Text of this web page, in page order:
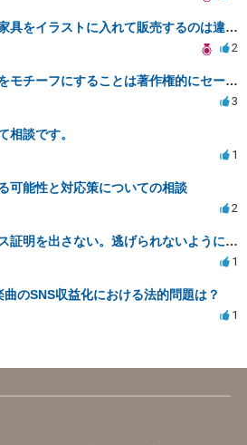
商標登録済の名作家具をイラストに入れて販売するのは違法でしょうか
2
ゲーム制作で昔話をモチーフにすることは著作権的にセーフかどうか
3
相談です。
1
可能性と対応策についての相談
2
制作者がライセンス証明を出さない。逃げられないように、今すぐ法的に何をすべきか
1
のSNS収益化における法的問題は？
1